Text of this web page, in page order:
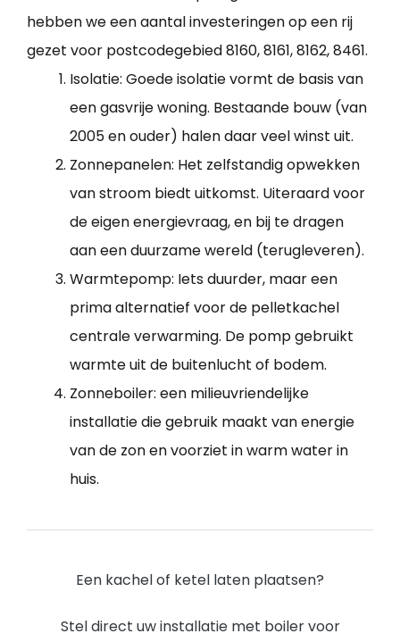
hebben we een aantal investeringen op een rij
gezet voor postcodegebied 8160, 8161, 8162, 8461.
Isolatie: Goede isolatie vormt de basis van
een gasvrije woning. Bestaande bouw (van
2005 en ouder) halen daar veel winst uit.
Zonnepanelen: Het zelfstandig opwekken
van stroom biedt uitkomst. Uiteraard voor
de eigen energievraag, en bij te dragen
aan een duurzame wereld (terugleveren).
Warmtepomp: Iets duurder, maar een
prima alternatief voor de pelletkachel
centrale verwarming. De pomp gebruikt
warmte uit de buitenlucht of bodem.
Zonneboiler: een milieuvriendelijke
installatie die gebruik maakt van energie
van de zon en voorziet in warm water in
huis.
Een kachel of ketel laten plaatsen?
Stel direct uw installatie met boiler voor